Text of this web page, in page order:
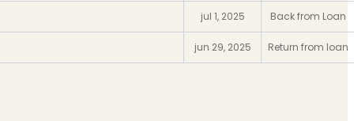
jul 1, 2025 Back from Loan
jun 29, 2025 Return from loan